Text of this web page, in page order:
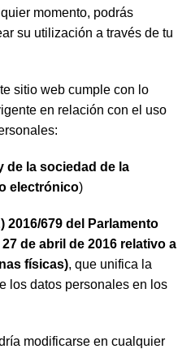
momento, podrás
su utilización a través de tu
sitio web cumple con lo
en relación con el uso
de la sociedad de la
electrónico)
2016/679 del Parlamento
de abril de 2016 relativo a
físicas), que unifica la
los datos personales en los
modificarse en cualquier